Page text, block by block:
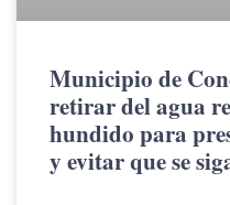
Municipio de
retirar del agua
hundido para
y evitar que se